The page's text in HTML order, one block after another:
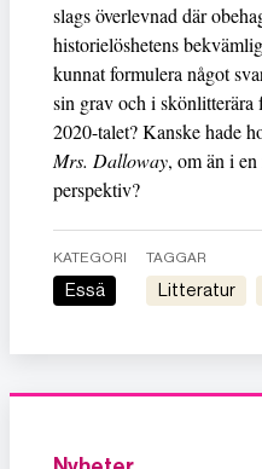
slags överlevnad där
historielöshetens
kunnat formulera något
sin grav och i
2020-talet? Kanske hade
Mrs. Dalloway, om än i
perspektiv?
KATEGORI
Essä
TAGGAR
litteratur